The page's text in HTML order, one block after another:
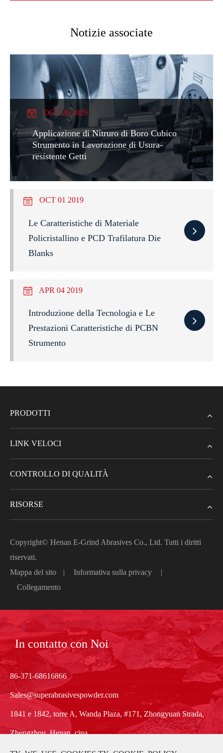
Notizie associate
OCT 26 2020
Applicazione di Nitruro di Boro Cubico
Strumento in Lavorazione di Usura-
resistente Getti
OCT 01 2019
Le Caratteristiche di Materiale
Policristallino e PCD Trafilatura Die
Blanks
APR 04 2019
Introduzione della Tecnologia e Le
Prestazioni Caratteristiche di PCBN
Strumento
PRODOTTI
LINK VELOCI
CONTROLLO DI QUALITÀ
RISORSE
Copyright© Henan E-Grind Abrasives Co., Ltd. Tutti i diritti
riservati.
Mappa del sito
| Informativa sulla privacy
|
Collegamento
In contatto con Noi
86-371-68616866
Sales@superabrasivespowder.com
1841 e 1842, torre A, Wanda Plaza, #171, Zhongyuan Strada,
Zhengzhou, Henan, cina